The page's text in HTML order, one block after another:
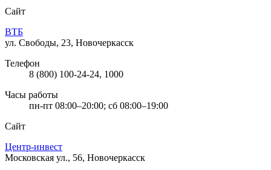
Сайт
ВТБ
ул. Свободы, 23, Новочеркасск
Телефон
8 (800) 100-24-24, 1000
Часы работы
пн-пт 08:00–20:00; сб 08:00–19:00
Сайт
Центр-инвест
Московская ул., 56, Новочеркасск